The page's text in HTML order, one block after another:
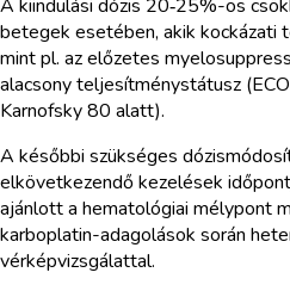
A kiindulási dózis 20‑25%-os
betegek esetében, akik kockázati
mint pl. az előzetes
alacsony teljesítménystátusz
Karnofsky 80 alatt).
A későbbi szükséges
elkövetkezendő kezelések
ajánlott a hematológiai mélypont
karboplatin-adagolások során
vérképvizsgálattal.